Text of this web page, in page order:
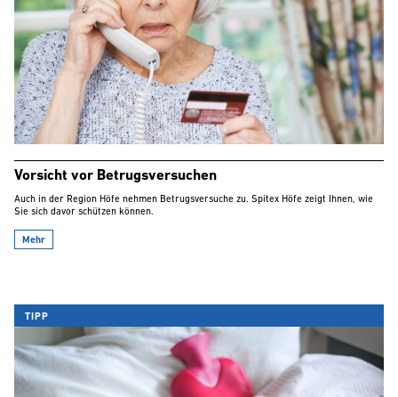
Vorsicht vor Betrugsversuchen
Auch in der Region Höfe nehmen Betrugsversuche zu. Spitex Höfe zeigt Ihnen, wie
Sie sich davor schützen können.
Mehr
TIPP